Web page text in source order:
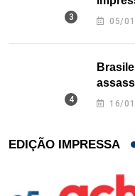
Texas
05/
16/
EDIÇÃO IMPRESSA